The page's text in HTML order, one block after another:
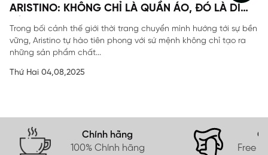
ARISTINO: KHÔNG CHỈ LÀ QUẦN ÁO, ĐÓ LÀ DI
SẢN
Trong bối cảnh thế giới thời trang chuyển mình hướng tới sự bền
vững, Aristino tự hào tiên phong với sứ mệnh không chỉ tạo ra
những sản phẩm chất...
Thứ Hai 04,08,2025
Chính hãng
100% Chính hãng
Free